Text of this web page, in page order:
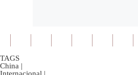
TAGS
China |